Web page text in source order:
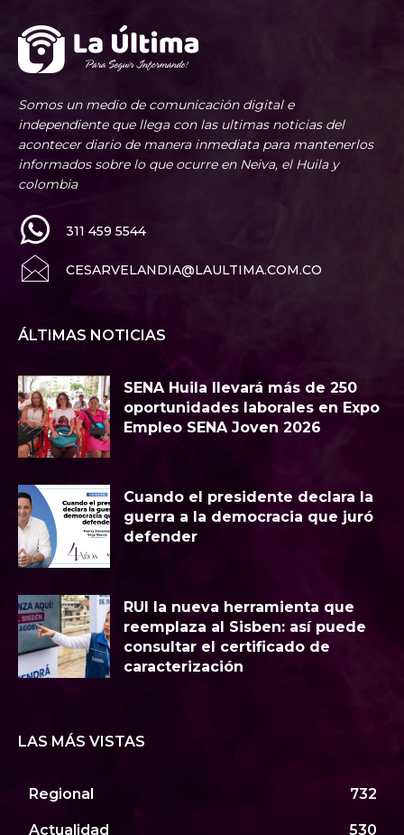
Somos un medio de comunicación digital e
independiente que llega con las ultimas noticias del
acontecer diario de manera inmediata para mantenerlos
informados sobre lo que ocurre en Neiva, el Huila y
colombia
311 459 5544
CESARVELANDIA@LAULTIMA.COM.CO
ÁLTIMAS NOTICIAS
SENA Huila llevará más de 250
oportunidades laborales en Expo
Empleo SENA Joven 2026
Cuando el presidente declara la
guerra a la democracia que juró
defender
RUI la nueva herramienta que
reemplaza al Sisben: así puede
consultar el certificado de
caracterización
LAS MÁS VISTAS
Regional 732
Actualidad 530